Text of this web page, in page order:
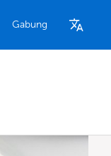
Gabung